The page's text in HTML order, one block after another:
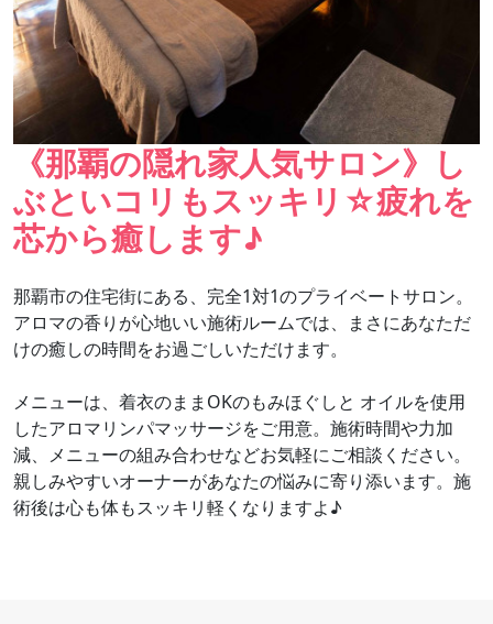
《那覇の隠れ家人気サロン》し
ぶといコリもスッキリ☆疲れを
芯から癒します♪
那覇市の住宅街にある、完全1対1のプライベートサロン。
アロマの香りが心地いい施術ルームでは、まさにあなただ
けの癒しの時間をお過ごしいただけます。
メニューは、着衣のままOKのもみほぐしと オイルを使用
したアロマリンパマッサージをご用意。施術時間や力加
減、メニューの組み合わせなどお気軽にご相談ください。
親しみやすいオーナーがあなたの悩みに寄り添います。施
術後は心も体もスッキリ軽くなりますよ♪